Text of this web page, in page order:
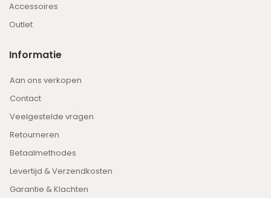
Accessoires
Outlet
Informatie
Aan ons verkopen
Contact
Veelgestelde vragen
Retourneren
Betaalmethodes
Levertijd & Verzendkosten
Garantie & Klachten